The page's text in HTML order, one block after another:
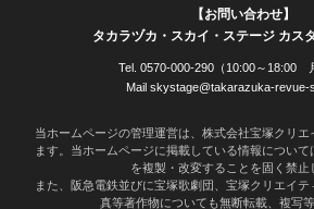
【お問い合わせ】
タカラヅカ・スカイ・ステージ カス
Tel. 0570-000-290（10:00～18:00
Mail skystage@takarazuka-revue-
当ホームページの管理運営は、株式会社宝塚クリ
ます。当ホームページに掲載している情報につい
を複製・改変することを固く禁止
また、阪急電鉄並びに宝塚歌劇団、宝塚クリエイ
真等著作物についても無断転載、複写等